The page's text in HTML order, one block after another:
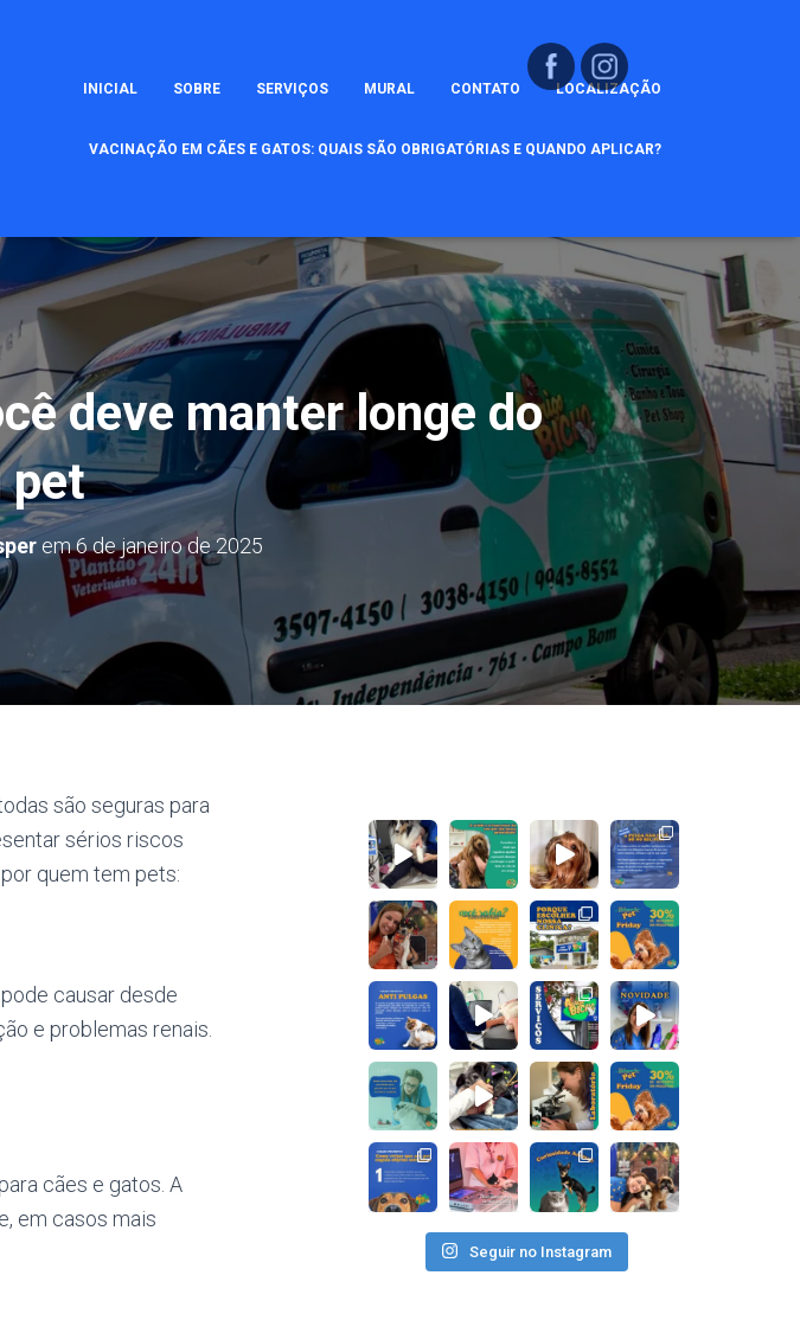
INICIAL SOBRE SERVIÇOS MURAL CONTATO LOCALIZAÇÃO
VACINAÇÃO EM CÃES E GATOS: QUAIS SÃO OBRIGATÓRIAS E QUANDO APLICAR?
deve manter longe do
pet
em6 de janeiro de 2025
são seguras para
sérios riscos
quem tem pets:
causar desde
e problemas renais.
cães e gatos. A
em casos mais
Seguir no Instagram